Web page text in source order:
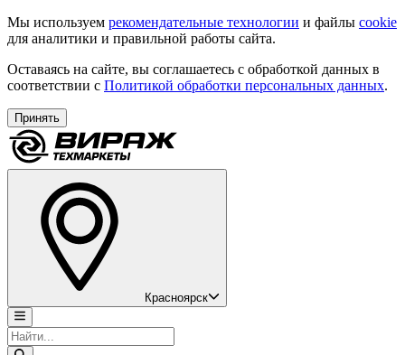
Мы используем рекомендательные технологии и файлы cookie
для аналитики и правильной работы сайта.
Оставаясь на сайте, вы соглашаетесь с обработкой данных в
соответствии с Политикой обработки персональных данных.
Принять
Красноярск